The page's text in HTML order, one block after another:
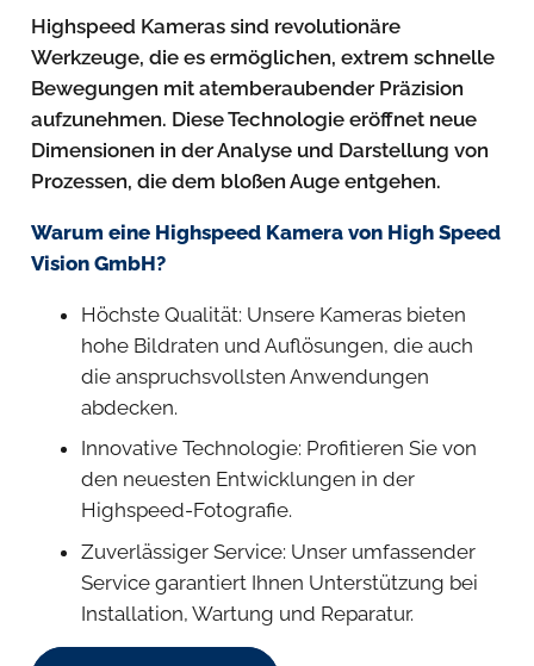
Highspeed Kameras sind revolutionäre
Werkzeuge, die es ermöglichen, extrem schnelle
Bewegungen mit atemberaubender Präzision
aufzunehmen. Diese Technologie eröffnet neue
Dimensionen in der Analyse und Darstellung von
Prozessen, die dem bloßen Auge entgehen.
Warum eine Highspeed Kamera von High Speed
Vision GmbH?
Höchste Qualität: Unsere Kameras bieten
hohe Bildraten und Auflösungen, die auch
die anspruchsvollsten Anwendungen
abdecken.
Innovative Technologie: Profitieren Sie von
den neuesten Entwicklungen in der
Highspeed-Fotografie.
Zuverlässiger Service: Unser umfassender
Service garantiert Ihnen Unterstützung bei
Installation, Wartung und Reparatur.